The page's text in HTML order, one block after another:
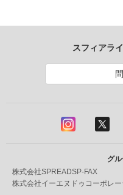
スフィアラ
グ
株式会社SPREADSP-FAX
株式会社イーエヌドゥコーポレー